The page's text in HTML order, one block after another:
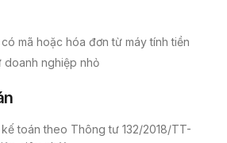
mã hoặc hóa đơn từ máy tính tiền
doanh nghiệp nhỏ
toán theo Thông tư 132/2018/TT-